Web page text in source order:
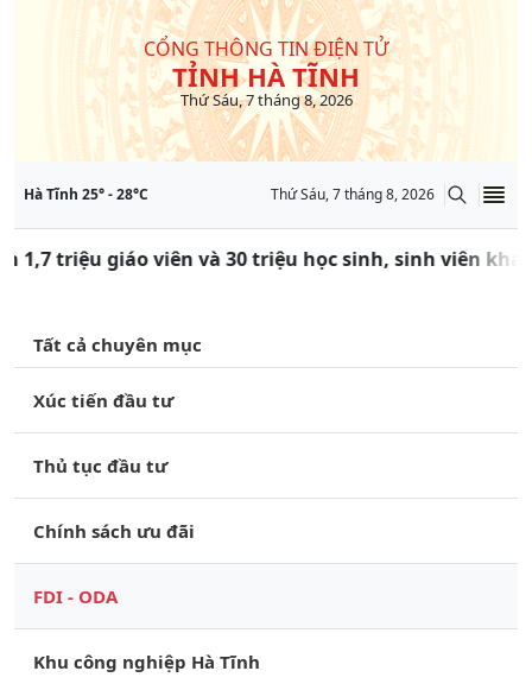
CỔNG THÔNG TIN ĐIỆN TỬ
TỈNH HÀ TĨNH
Thứ Sáu, 7 tháng 8, 2026
Hà Tĩnh 25° -28°C Thứ Sáu, 7 tháng 8, 2026
1,7 triệu giáo viên và 30 triệu học sinh, sinh viên
Tất cả chuyên mục
Xúc tiến đầu tư
Thủ tục đầu tư
Chính sách ưu đãi
FDI - ODA
Khu công nghiệp Hà Tĩnh